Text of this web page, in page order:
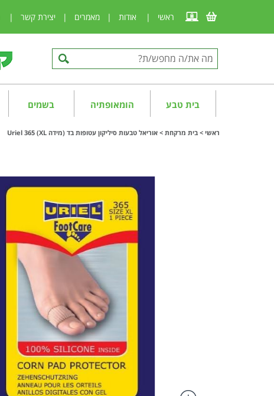
ראשי | אודות | מאמרים | יצירת קשר |
בית טבע הומאופתיה בשמים
ראשי > בית מרקחת > אוריאל טבעות סיליקון עטופות בד (מידה XL) Uriel 365